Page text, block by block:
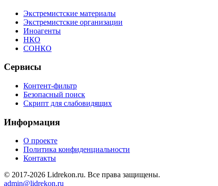
Экстремистские материалы
Экстремистские организации
Иноагенты
НКО
СОНКО
Сервисы
Контент-фильтр
Безопасный поиск
Скрипт для слабовидящих
Информация
О проекте
Политика конфиденциальности
Контакты
© 2017-2026 Lidrekon.ru. Все права защищены.
admin@lidrekon.ru